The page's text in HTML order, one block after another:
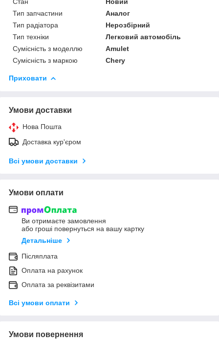
Тип запчастини
Аналог
Тип радіатора
Нерозбірний
Тип техніки
Легковий автомобіль
Сумісність з моделлю
Amulet
Сумісність з маркою
Chery
Приховати
Умови доставки
Нова Пошта
Доставка кур'єром
Всі умови доставки
Умови оплати
Ви отримаєте замовлення
або гроші повернуться на вашу картку
Детальніше
Післяплата
Оплата на рахунок
Оплата за реквізитами
Всі умови оплати
Умови повернення